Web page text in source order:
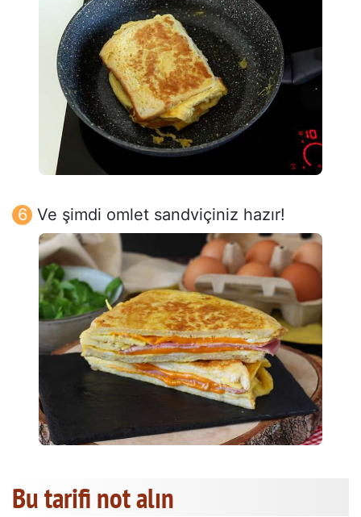
Ve şimdi omlet sandviçiniz hazır!
Bu tarifi not alın